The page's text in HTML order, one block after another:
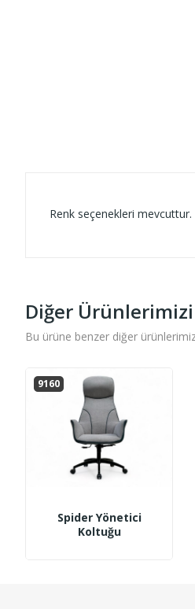
Renk seçenekleri mevcuttur.
Diğer
Bu ürüne benzer diğer
9160
Spider Yönetici
Koltuğu